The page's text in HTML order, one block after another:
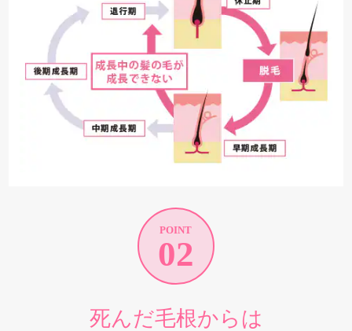
POINT
02
死んだ毛根からは